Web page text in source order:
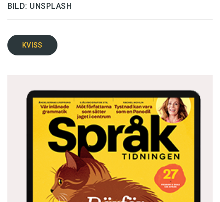
BILD: UNSPLASH
KVISS